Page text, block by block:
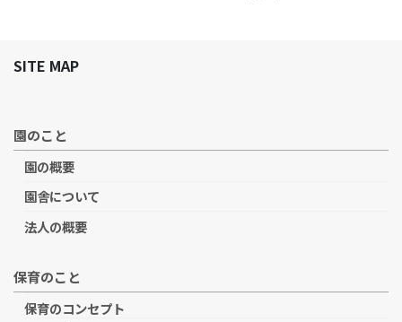
SITE MAP
園のこと
園の概要
園舎について
法人の概要
保育のこと
保育のコンセプト